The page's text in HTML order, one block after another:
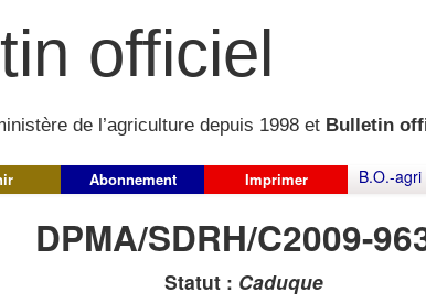
officiel
de l’agriculture depuis 1998 et Bulletin
Abonnement Imprimer B.O.-
DPMA/SDRH/C2009-
Statut : Caduque